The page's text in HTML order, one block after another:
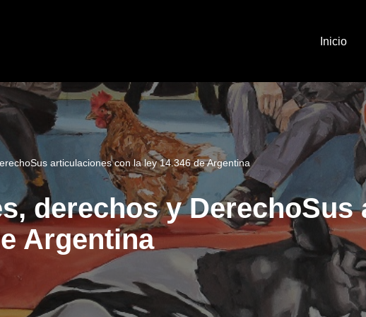
Inicio
articulaciones con la ley 14.346 de Argentina
derechos y
Argentina